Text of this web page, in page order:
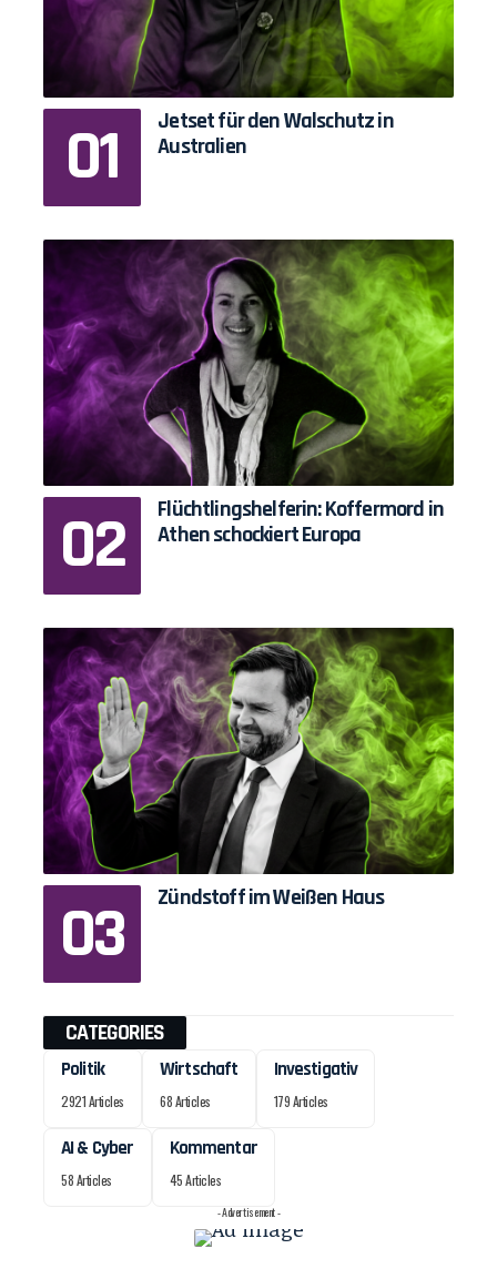
Jetset für den Walschutz in
Australien
Flüchtlingshelferin: Koffermord in
Athen schockiert Europa
Zündstoff im Weißen Haus
CATEGORIES
Politik
2921 Articles
Wirtschaft
68 Articles
Investigativ
179 Articles
AI & Cyber
58 Articles
Kommentar
45 Articles
- Advertisement -